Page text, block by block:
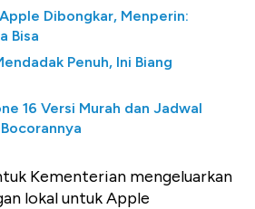
Dibongkar, Menperin:
Bisa
Penuh, Ini Biang
16 Versi Murah dan Jadwal
Kementerian mengeluarkan
lokal untuk Apple